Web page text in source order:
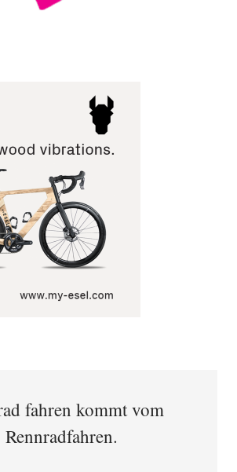
fahren kommt vom
Rennradfahren.